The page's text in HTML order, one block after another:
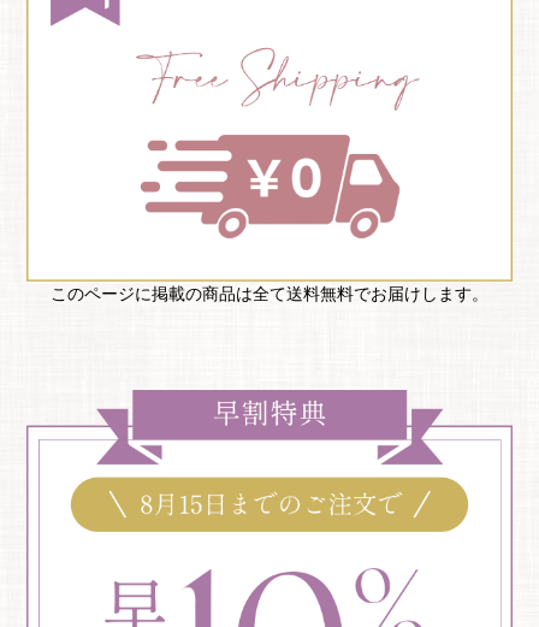
このページに掲載の商品は全て送料無料でお届けします。